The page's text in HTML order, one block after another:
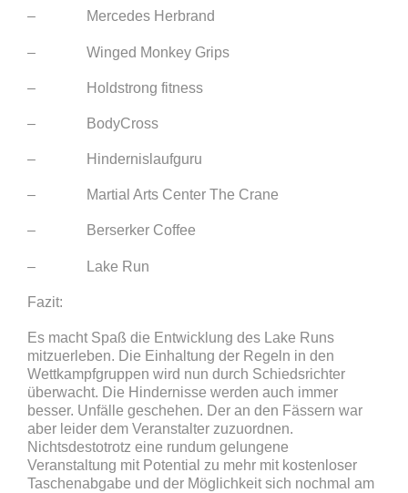
– Mercedes Herbrand
– Winged Monkey Grips
– Holdstrong fitness
– BodyCross
– Hindernislaufguru
– Martial Arts Center The Crane
– Berserker Coffee
– Lake Run
Fazit:
Es macht Spaß die Entwicklung des Lake Runs
mitzuerleben. Die Einhaltung der Regeln in den
Wettkampfgruppen wird nun durch Schiedsrichter
überwacht. Die Hindernisse werden auch immer
besser. Unfälle geschehen. Der an den Fässern war
aber leider dem Veranstalter zuzuordnen.
Nichtsdestotrotz eine rundum gelungene
Veranstaltung mit Potential zu mehr mit kostenloser
Taschenabgabe und der Möglichkeit sich nochmal am